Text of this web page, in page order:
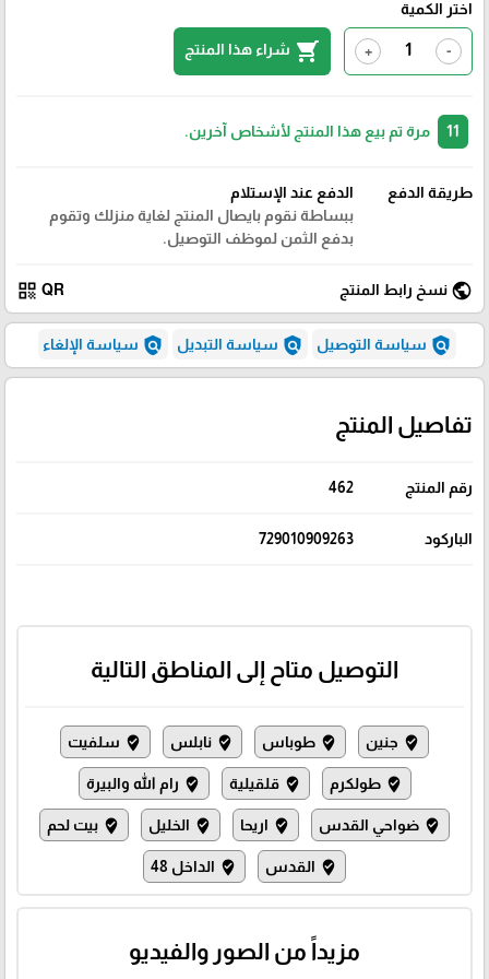
اختر الكمية
-
+
shopping_cart شراء هذا المنتج
مرة تم بيع هذا المنتج لأشخاص آخرين.
طريقة الدفع
الدفع عند الإستلام
ببساطة نقوم بايصال المنتج لغاية منزلك وتقوم
بدفع الثمن لموظف التوصيل.
public نسخ رابط المنتج QR
qr_code
policy سياسة التوصيل policy سياسة التبديل policy سياسة الإلغاء
تفاصيل المنتج
رقم المنتج 462
الباركود 729010909263
التوصيل متاح إلى المناطق التالية
where_to_vote جنين where_to_vote طوباس where_to_vote نابلس where_to_vote سلفيت
where_to_vote طولكرم where_to_vote قلقيلية where_to_vote رام الله والبيرة
where_to_vote ضواحي القدس where_to_vote اريحا where_to_vote الخليل where_to_vote بيت لحم
where_to_vote القدس where_to_vote الداخل 48
مزيداً من الصور والفيديو